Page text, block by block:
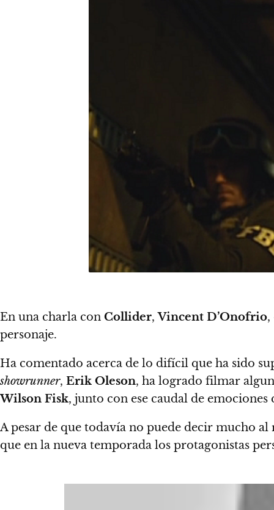
En una charla con Collider,Vincent D’Onofrio,
personaje.
Ha comentado acerca de lo difícil que ha sido
showrunner, Erik Oleson, ha logrado filmar
Wilson Fisk, junto con ese caudal de emociones
A pesar de que todavía no puede decir mucho al
que en la nueva temporada los protagonistas